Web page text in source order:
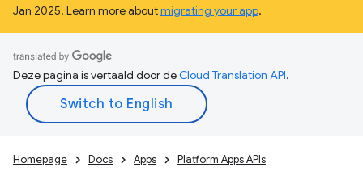
Jan 2025. Learn more aboutmigrating your app.
Deze pagina is vertaald door deCloud Translation API.
Homepage Docs Apps Platform Apps APIs